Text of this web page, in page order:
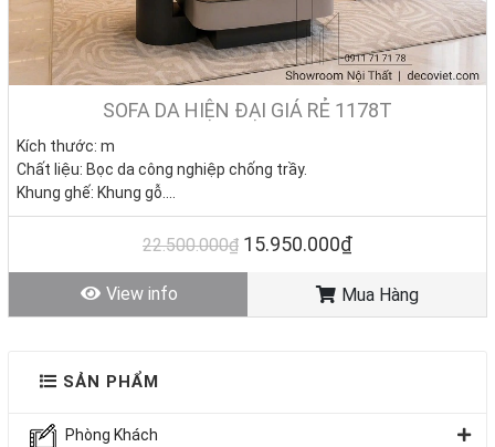
SẢN PHẨM
Phòng Khách
SOFA DA HIỆN ĐẠI GIÁ RẺ 1178T
Kích thước: m
Chất liệu: Bọc da công nghiệp chống trầy.
Khung ghế: Khung gỗ.
Nệm ngồi: Mút D40 cao cấp
Giá KM: 15.950.000đ (Giá gốc 22.500.000đ) – Bàn sofa
Tình trạng: Hàng mới - Còn hàng
22.500.000₫ 15.950.000₫
View info Mua Hàng